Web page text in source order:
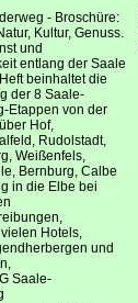
- Broschüre:
Kultur, Genuss.
und
entlang der Saale
beinhaltet die
der 8 Saale-
Etappen von der
Hof,
Rudolstadt,
Weißenfels,
Bernburg, Calbe
in die Elbe bei
Hotels,
und
Saale-